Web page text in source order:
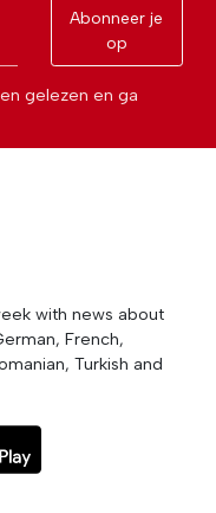
Abonneer je
op
gelezen en ga
with news about
French,
Turkish and